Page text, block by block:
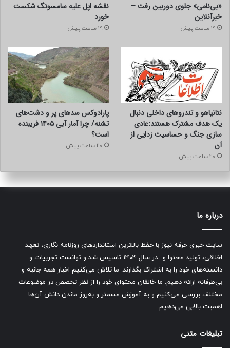
«بی‌نامی» جلوی دوربین رفت –
خبرآنلاین
19 ساعت پیش
نقشه اپل علیه سامسونگ شکست
خورد
19 ساعت پیش
نتانیاهو و تندروهای داخلی دنبال
یک هدف مشترک هستند:عادی
سازی جنگ و حساسیت زدایی از
آن
20 ساعت پیش
پارادوکس سدهای پر و دشت‌های
تشنه/ چرا آمار آبی ۱۴۰۵ فریبنده
است؟
20 ساعت پیش
درباره ما
سایت خبری حرفه نیوز با حفظ بالاترین استانداردهای روزنامه نگاری، تعهد
اخلاقی، تولید محتوا و.. در سال ۱۴۰۴ تاسیس شد و توانست تجربیات و
دانسته‌های خود را به اشتراک بگذارند. ما تلاش می‌کنیم اخبار همه جانبه و
بی‌طرفانه ارائه دهیم. ما خالقان محتوای خود را از نظر تخصص در موضوعات
مختلف بررسی می‌کنیم و به آموزش مسمتر و به‌روز ماندن دانش آن‌ها
اهمیت بالایی می‌دهیم.
تبلیغات متنی